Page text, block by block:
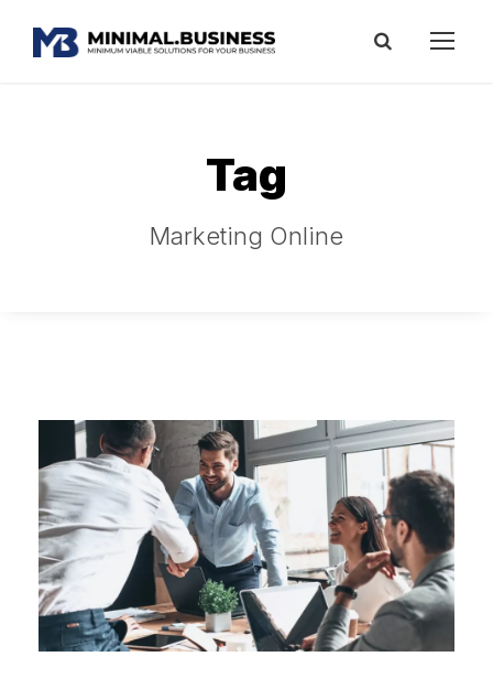
Tag
Marketing Online